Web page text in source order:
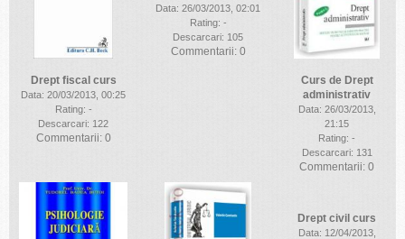
Drept fiscal curs
Data: 20/03/2013, 00:25
Rating: -
Descarcari: 122
Commentarii: 0
Data: 26/03/2013, 02:01
Rating: -
Descarcari: 105
Commentarii: 0
Curs de Drept
administrativ
Data: 26/03/2013,
21:15
Rating: -
Descarcari: 131
Commentarii: 0
Drept civil curs
Data: 12/04/2013,